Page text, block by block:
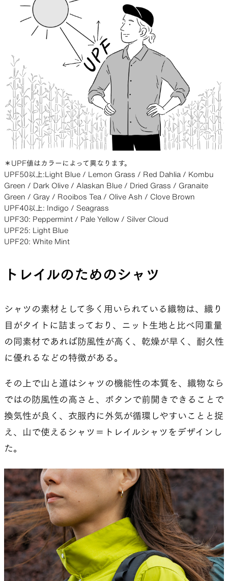
＊UPF値はカラーによって異なります。
UPF50以上:Light Blue / Lemon Grass / Red Dahlia / Kombu
Green / Dark Olive / Alaskan Blue / Dried Grass / Granaite
Green / Gray / Rooibos Tea / Olive Ash / Clove Brown
UPF40以上: Indigo / Seagrass
UPF30: Peppermint / Pale Yellow / Silver Cloud
UPF25: Light Blue
UPF20: White Mint
トレイルのためのシャツ
シャツの素材として多く用いられている織物は、織り
目がタイトに詰まっており、ニット生地と比べ同重量
の同素材であれば防風性が高く、乾燥が早く、耐久性
に優れるなどの特徴がある。
その上で山と道はシャツの機能性の本質を、織物なら
ではの防風性の高さと、ボタンで前開きできることで
換気性が良く、衣服内に外気が循環しやすいことと捉
え、山で使えるシャツ＝トレイルシャツをデザインし
た。